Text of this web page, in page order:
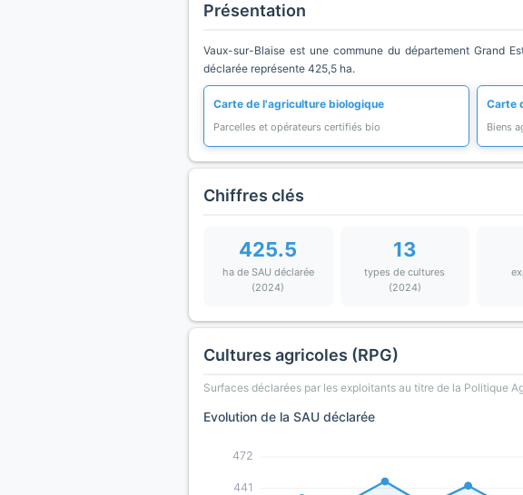
Présentation
Vaux-sur-Blaise est une commune du département Grand
déclarée représente 425,5 ha.
Carte de l'agriculture biologique
Parcelles et opérateurs certifiés bio
Carte
Biens
Chiffres clés
425.5
ha de SAU déclarée
(2024)
13
types de cultures
(2024)
Cultures agricoles (RPG)
Surfaces déclarées par les exploitants au titre de la Politique
Evolution de la SAU déclarée
441
472